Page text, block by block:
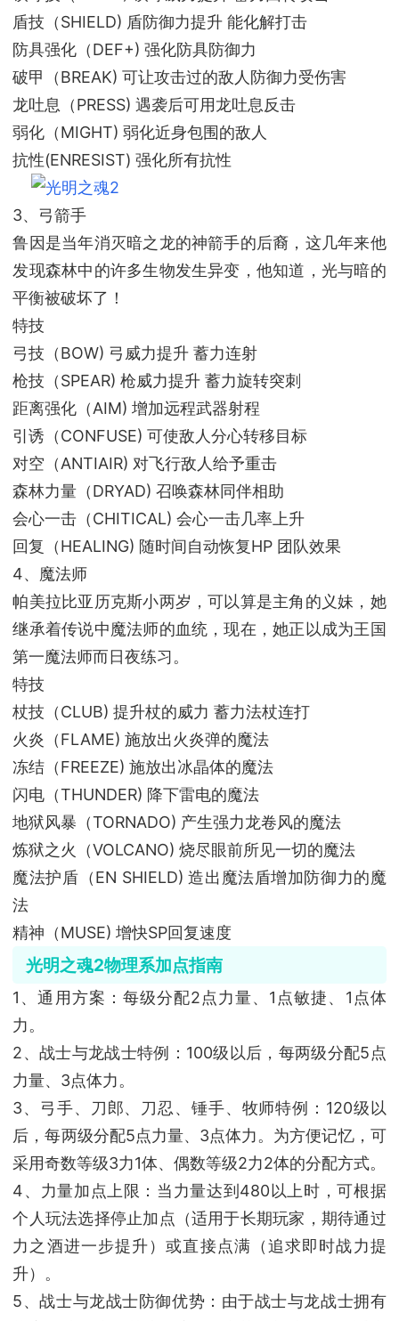
盾技（SHIELD) 盾防御力提升 能化解打击
防具强化（DEF+) 强化防具防御力
破甲（BREAK) 可让攻击过的敌人防御力受伤害
龙吐息（PRESS) 遇袭后可用龙吐息反击
弱化（MIGHT) 弱化近身包围的敌人
抗性(ENRESIST) 强化所有抗性
3、弓箭手
鲁因是当年消灭暗之龙的神箭手的后裔，这几年来他
发现森林中的许多生物发生异变，他知道，光与暗的
平衡被破坏了！
特技
弓技（BOW) 弓威力提升 蓄力连射
枪技（SPEAR) 枪威力提升 蓄力旋转突刺
距离强化（AIM) 增加远程武器射程
引诱（CONFUSE) 可使敌人分心转移目标
对空（ANTIAIR) 对飞行敌人给予重击
森林力量（DRYAD) 召唤森林同伴相助
会心一击（CHITICAL) 会心一击几率上升
回复（HEALING) 随时间自动恢复HP 团队效果
4、魔法师
帕美拉比亚历克斯小两岁，可以算是主角的义妹，她
继承着传说中魔法师的血统，现在，她正以成为王国
第一魔法师而日夜练习。
特技
杖技（CLUB) 提升杖的威力 蓄力法杖连打
火炎（FLAME) 施放出火炎弹的魔法
冻结（FREEZE) 施放出冰晶体的魔法
闪电（THUNDER) 降下雷电的魔法
地狱风暴（TORNADO) 产生强力龙卷风的魔法
炼狱之火（VOLCANO) 烧尽眼前所见一切的魔法
魔法护盾（EN SHIELD) 造出魔法盾增加防御力的魔
法
精神（MUSE) 增快SP回复速度
光明之魂2物理系加点指南
1、通用方案：每级分配2点力量、1点敏捷、1点体
力。
2、战士与龙战士特例：100级以后，每两级分配5点
力量、3点体力。
3、弓手、刀郎、刀忍、锤手、牧师特例：120级以
后，每两级分配5点力量、3点体力。为方便记忆，可
采用奇数等级3力1体、偶数等级2力2体的分配方式。
4、力量加点上限：当力量达到480以上时，可根据
个人玩法选择停止加点（适用于长期玩家，期待通过
力之酒进一步提升）或直接点满（追求即时战力提
升）。
5、战士与龙战士防御优势：由于战士与龙战士拥有